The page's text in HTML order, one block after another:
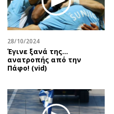
28/10/2024
Έγινε ξανά της…
ανατροπής από την
Πάφο! (vid)